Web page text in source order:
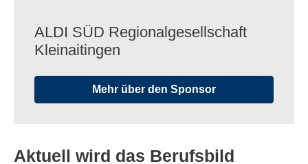
ALDI SÜD Regio­nal­ge­sell­schaft
Kleinaitingen
Mehr über den Sponsor
Aktuell wird das Berufsbild